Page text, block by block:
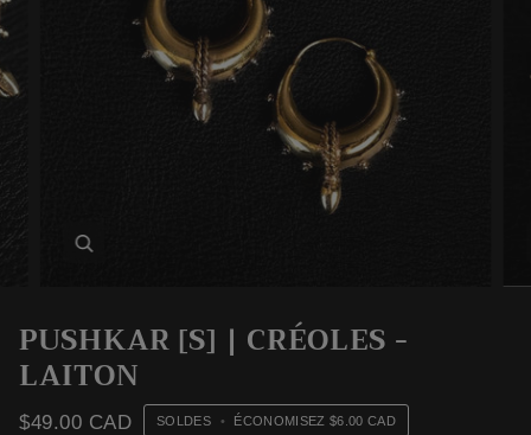
PUSHKAR [S] | CRÉOLES -
LAITON
$49.00 CAD SOLDES • ÉCONOMISEZ $6.00 CAD